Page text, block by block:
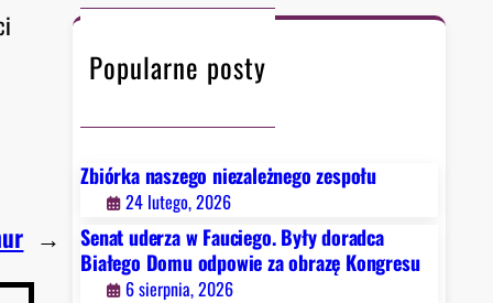
→
Popularne posty
Zbiórka naszego niezależnego zespołu
24 lutego, 2026
Senat uderza w Fauciego. Były doradca
Białego Domu odpowie za obrazę Kongresu
6 sierpnia, 2026